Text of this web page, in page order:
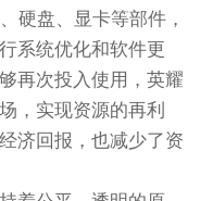
硬盘、显卡等部件，
系统优化和软件更
再次投入使用，英耀
，实现资源的再利
济回报，也减少了资